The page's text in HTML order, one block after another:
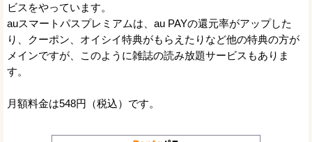
ビスをやっています。
auスマートパスプレミアムは、au PAYの還元率がアップした
り、クーポン、オイシイ特典がもらえたりなど他の特典の方が
メインですが、このように雑誌の読み放題サービスもありま
す。
月額料金は548円（税込）です。